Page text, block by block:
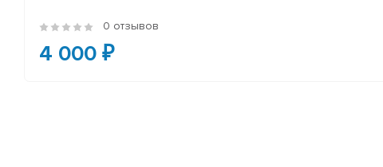
0 отзывов
4 000 ₽